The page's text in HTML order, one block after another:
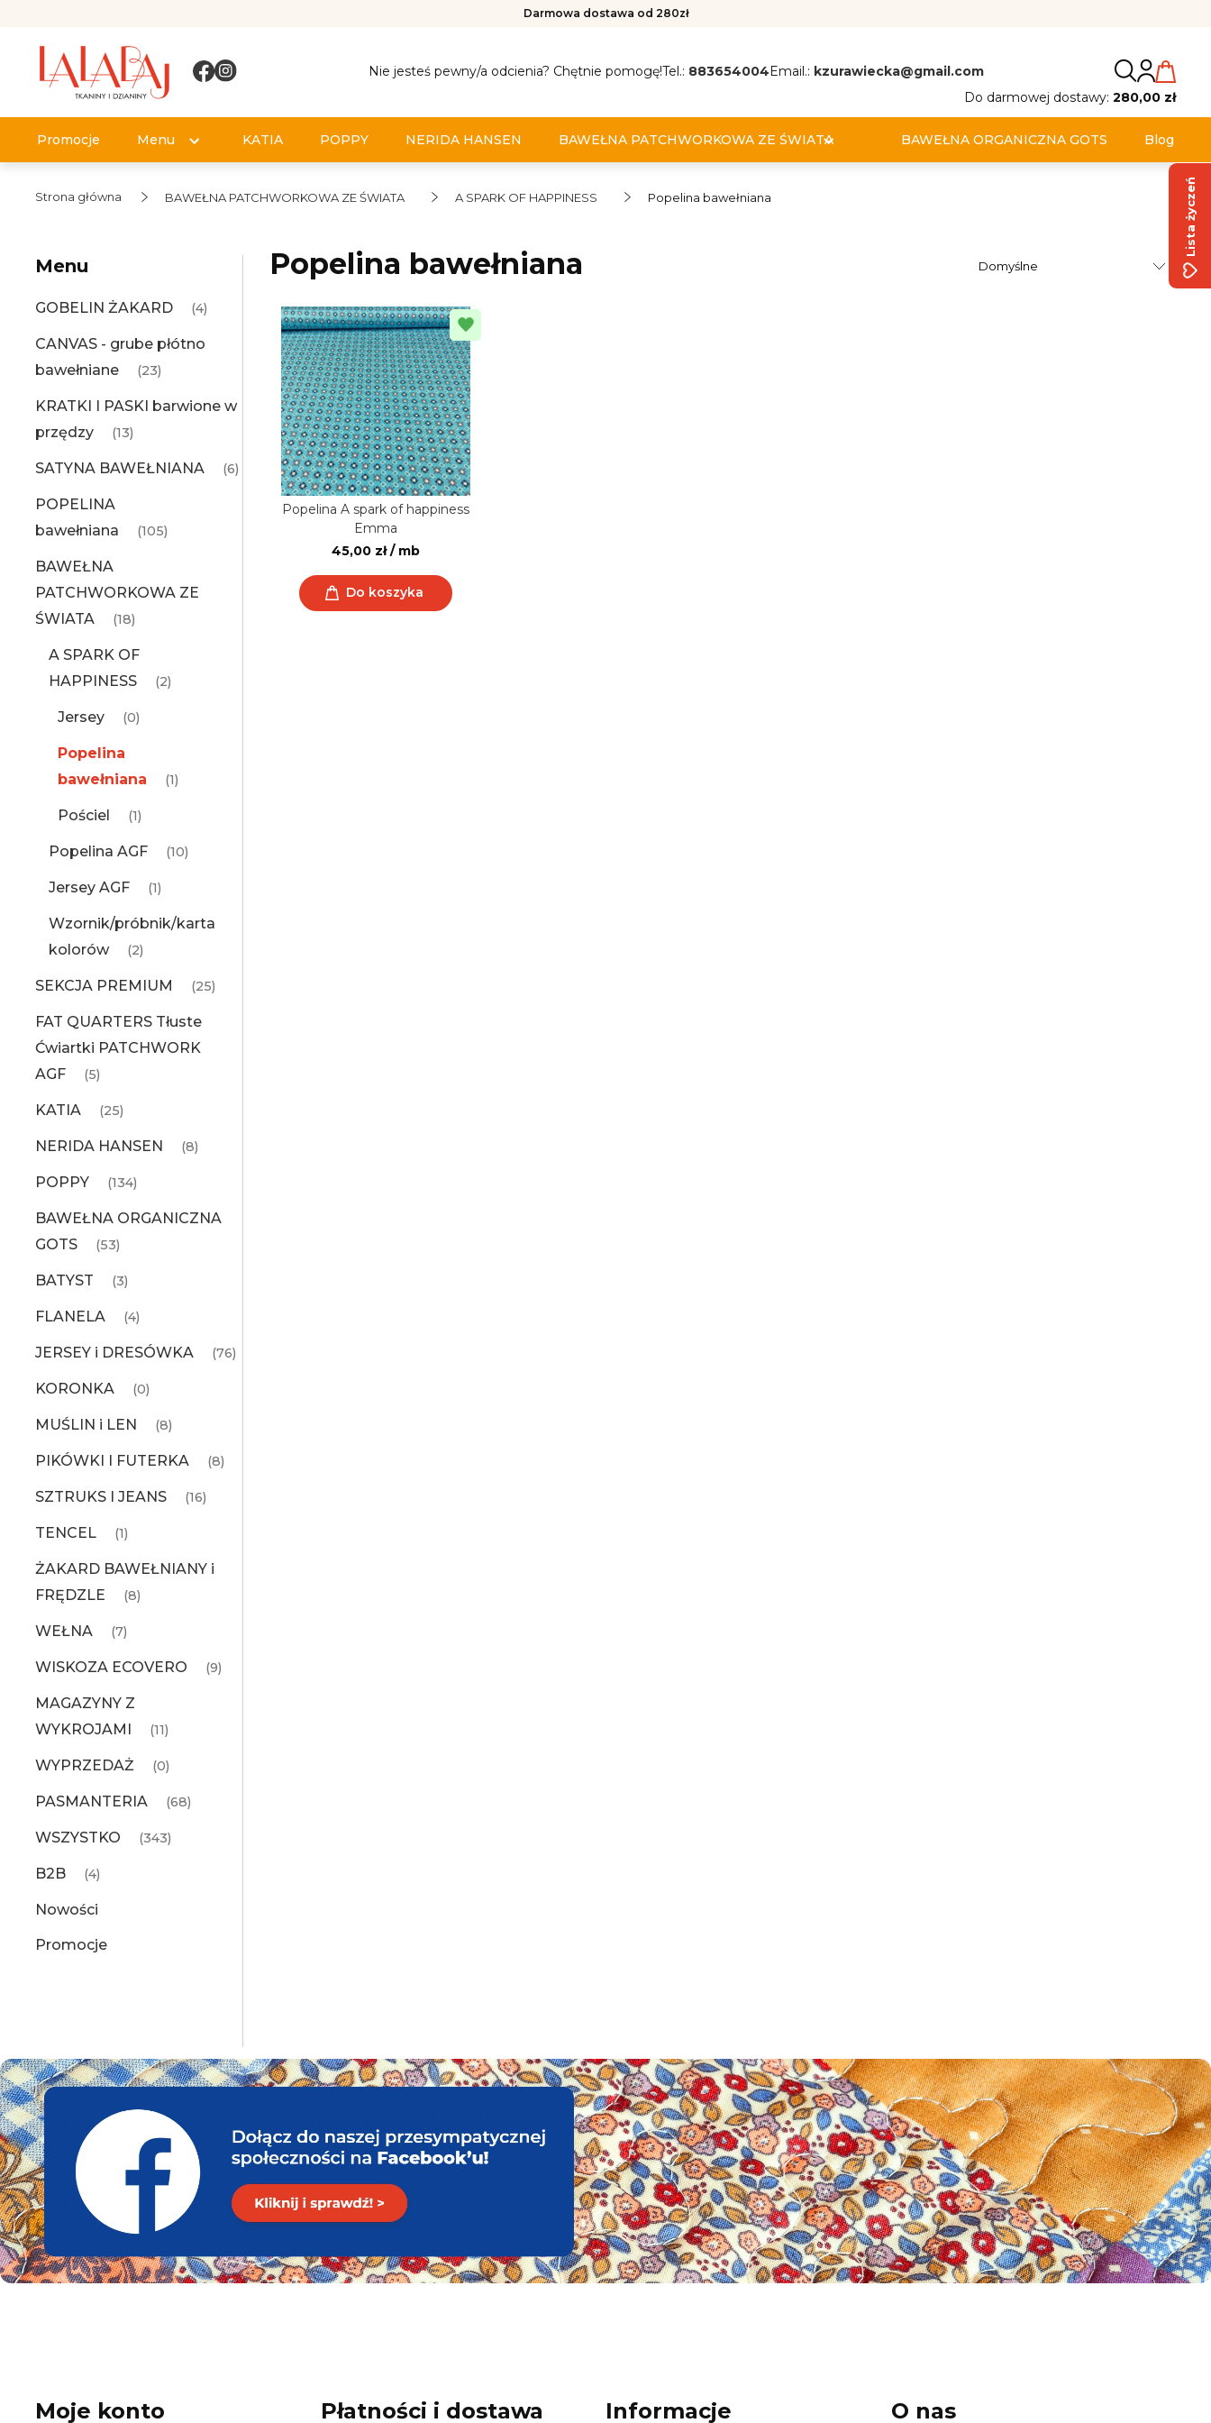
Darmowa dostawa od 280zł
Nie jesteś pewny/a odcienia? Chętnie pomogę!Tel.: 883654004Email.: kzurawiecka@gmail.com
Do darmowej dostawy: 280,00 zł
Promocje Menu KATIA POPPY NERIDA HANSEN BAWEŁNA PATCHWORKOWA ZE ŚWIATA BAWEŁNA ORGANICZNA GOTS Blog
Strona główna BAWEŁNA PATCHWORKOWA ZE ŚWIATA A SPARK OF HAPPINESS Popelina bawełniana
Menu
GOBELIN ŻAKARD (4)
CANVAS - grube płótno
bawełniane
(23)
KRATKI I PASKI barwione w
przędzy
(13)
SATYNA BAWEŁNIANA (6)
POPELINA
bawełniana
(105)
BAWEŁNA
PATCHWORKOWA ZE
ŚWIATA
(18)
A SPARK OF
HAPPINESS
(2)
Jersey (0)
Popelina
bawełniana
(1)
Pościel (1)
Popelina AGF (10)
Jersey AGF (1)
Wzornik/próbnik/karta
kolorów
(2)
SEKCJA PREMIUM (25)
FAT QUARTERS Tłuste
Ćwiartki PATCHWORK
AGF
(5)
KATIA (25)
NERIDA HANSEN (8)
POPPY (134)
BAWEŁNA ORGANICZNA
GOTS
(53)
BATYST (3)
FLANELA (4)
JERSEY i DRESÓWKA (76)
KORONKA (0)
MUŚLIN i LEN (8)
PIKÓWKI I FUTERKA (8)
SZTRUKS I JEANS (16)
TENCEL (1)
ŻAKARD BAWEŁNIANY i
FRĘDZLE
(8)
WEŁNA (7)
WISKOZA ECOVERO (9)
MAGAZYNY Z
WYKROJAMI
(11)
WYPRZEDAŻ (0)
PASMANTERIA (68)
WSZYSTKO (343)
B2B (4)
Nowości
Promocje
Popelina bawełniana
Popelina A spark of happiness
Emma
45,00 zł / mb
Do koszyka
Moje konto Płatności i dostawa Informacje O nas
Lista życzeń